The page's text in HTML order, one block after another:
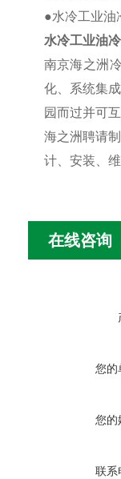
●水冷工业油
水冷工业油
南京海之洲
化、系统集
园而过并可
海之洲聘请
计、安装、
在线咨询
您的
您的
联系